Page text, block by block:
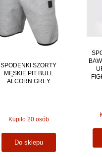
SPODENKI SZORTY
MĘSKIE PIT BULL
ALCORN GREY
Kupiło 20 osób
Do sklepu